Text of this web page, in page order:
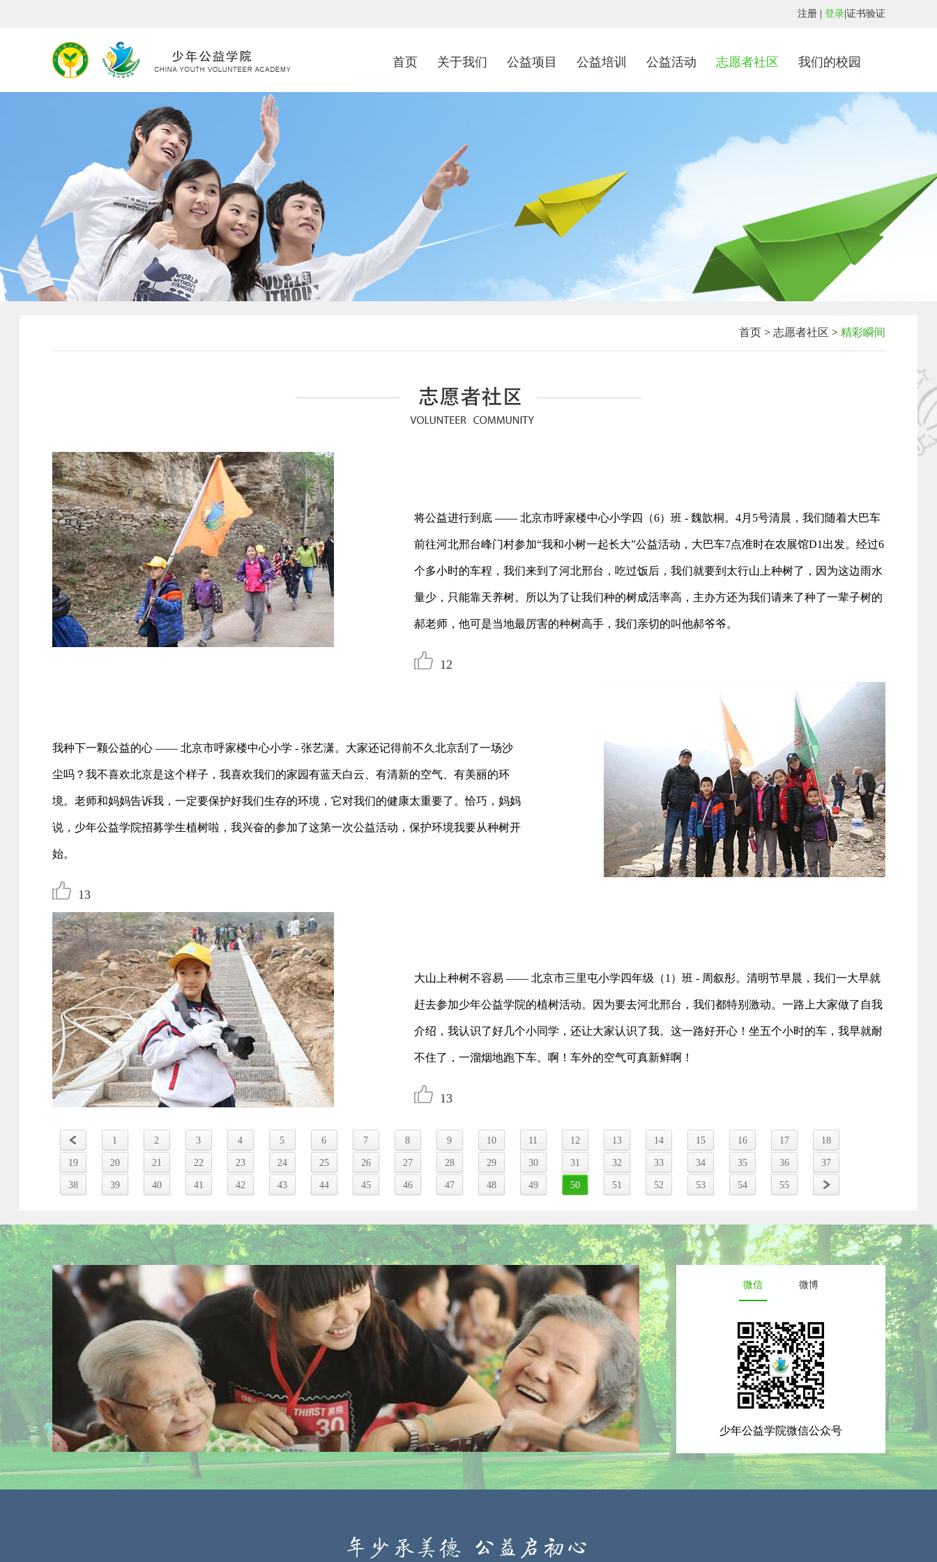
注册| 登录| 证书验证
首页 关于我们 公益项目 公益培训 公益活动 志愿者社区 我们的校园
首页 > 志愿者社区 > 精彩瞬间
将公益进行到底 —— 北京市呼家楼中心小学四（6）班 - 魏歆桐。4月5号清晨，我们随着大巴车
前往河北邢台峰门村参加“我和小树一起长大”公益活动，大巴车7点准时在农展馆D1出发。经过6
个多小时的车程，我们来到了河北邢台，吃过饭后，我们就要到太行山上种树了，因为这边雨水
量少，只能靠天养树。所以为了让我们种的树成活率高，主办方还为我们请来了种了一辈子树的
郝老师，他可是当地最厉害的种树高手，我们亲切的叫他郝爷爷。
12
我种下一颗公益的心 —— 北京市呼家楼中心小学 - 张艺潇。大家还记得前不久北京刮了一场沙
尘吗？我不喜欢北京是这个样子，我喜欢我们的家园有蓝天白云、有清新的空气、有美丽的环
境。老师和妈妈告诉我，一定要保护好我们生存的环境，它对我们的健康太重要了。恰巧，妈妈
说，少年公益学院招募学生植树啦，我兴奋的参加了这第一次公益活动，保护环境我要从种树开
始。
13
大山上种树不容易 —— 北京市三里屯小学四年级（1）班 - 周叙彤。清明节早晨，我们一大早就
赶去参加少年公益学院的植树活动。因为要去河北邢台，我们都特别激动。一路上大家做了自我
介绍，我认识了好几个小同学，还让大家认识了我。这一路好开心！坐五个小时的车，我早就耐
不住了，一溜烟地跑下车。啊！车外的空气可真新鲜啊！
13
1 2 3 4 5 6 7 8 9 10 11 12 13 14 15 16 17 18
19 20 21 22 23 24 25 26 27 28 29 30 31 32 33 34 35 36 37
38 39 40 41 42 43 44 45 46 47 48 49 50 51 52 53 54 55
微信 微博
少年公益学院微信公众号